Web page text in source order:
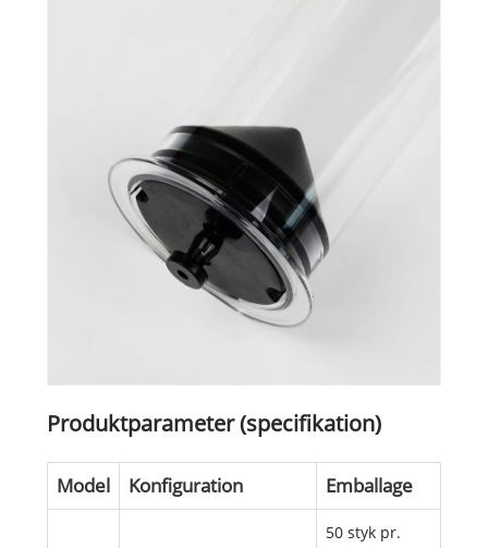
Produktparameter (specifikation)
Model Konfiguration Emballage
50 styk pr.